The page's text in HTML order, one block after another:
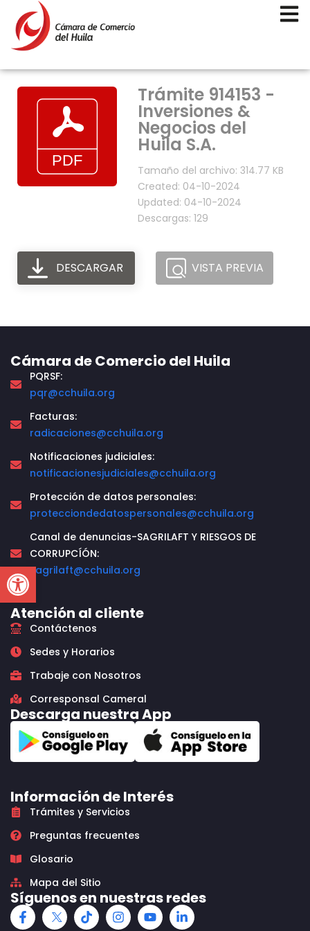
Open toolbar
Trámite 914153 -
Inversiones &
Negocios del
Huila S.A.
Tamaño del archivo: 314.77 KB
Created: 04-10-2024
Updated: 04-10-2024
Descargas: 129
DESCARGAR VISTA PREVIA
Cámara de Comercio del Huila
PQRSF:
pqr@cchuila.org
Facturas:
radicaciones@cchuila.org
Notificaciones judiciales:
notificacionesjudiciales@cchuila.org
Protección de datos personales:
protecciondedatospersonales@cchuila.org
Canal de denuncias-SAGRILAFT Y RIESGOS DE
CORRUPCÍÓN:
sagrilaft@cchuila.org
Atención al cliente
Contáctenos
Sedes y Horarios
Trabaje con Nosotros
Corresponsal Cameral
Descarga nuestra App
Información de Interés
Trámites y Servicios
Preguntas frecuentes
Glosario
Mapa del Sitio
Síguenos en nuestras redes